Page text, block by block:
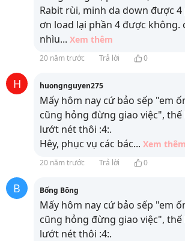
Rabit rùi, minh da down được
ơn load lại phần 4 được không.
nhìu... Xem thêm
20 năm trước Trả lời 0
H huongnguyen275
Mấy hôm nay cứ bảo sếp "em
cũng hỏng đừng giao việc", thế
lướt nét thôi :4:.
Hêy, phục vụ các bác... Xem thêm
20 năm trước Trả lời 0
B Bống Bông
Mấy hôm nay cứ bảo sếp "em
cũng hỏng đừng giao việc", thế
lướt nét thôi :4:.